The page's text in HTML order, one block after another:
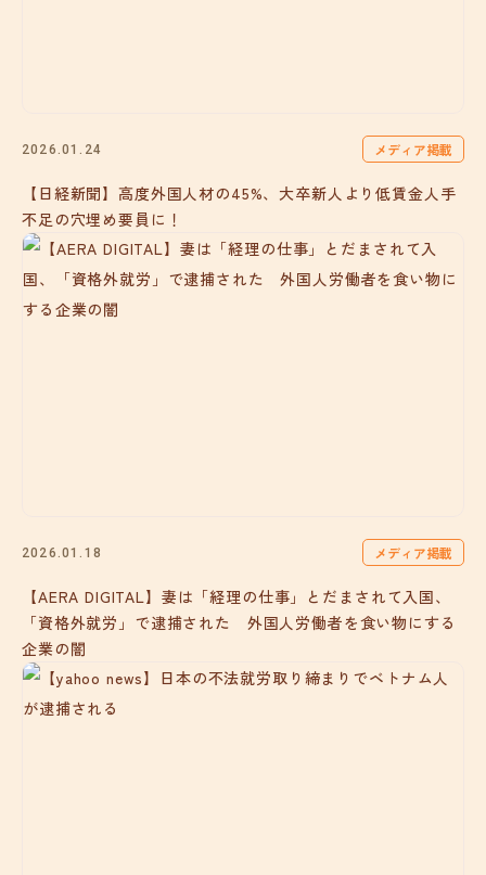
2026.01.24 メディア掲載
【日経新聞】高度外国人材の45%、大卒新人より低賃金人手
不足の穴埋め要員に！
2026.01.18 メディア掲載
【AERA DIGITAL】妻は「経理の仕事」とだまされて入国、
「資格外就労」で逮捕された 外国人労働者を食い物にする
企業の闇